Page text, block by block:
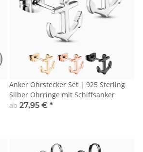
Anker Ohrstecker Set | 925 Sterling
Silber Ohrringe mit Schiffsanker
ab 27,95 € *